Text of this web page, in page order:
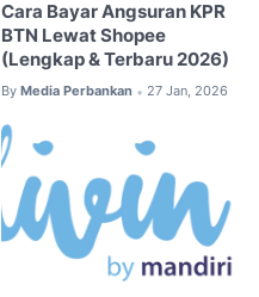
Cara Bayar Angsuran KPR
BTN Lewat Shopee
(Lengkap & Terbaru 2026)
By Media Perbankan • 27 Jan, 2026